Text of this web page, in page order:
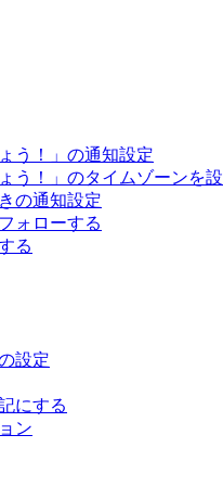
う！」の通知設定
う！」のタイムゾーンを
の通知設定
ォローする
る
設定
にする
ン